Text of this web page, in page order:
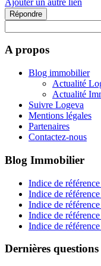
Répondre
A propos
Blog immobilier
Actualité
Actualité
Suivre Logeva
Mentions légales
Partenaires
Contactez-nous
Blog Immobilier
Indice de
Indice de
Indice de
Indice de
Indice de
Dernières questions